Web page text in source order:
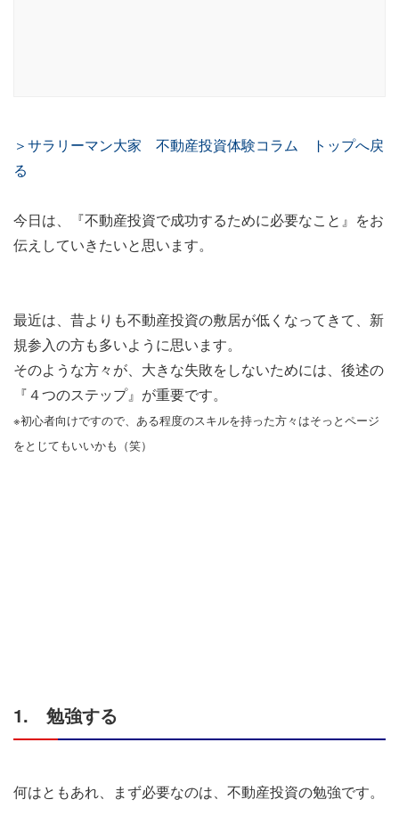
＞サラリーマン大家 不動産投資体験コラム トップへ戻
る
今日は、『不動産投資で成功するために必要なこと』をお
伝えしていきたいと思います。
最近は、昔よりも不動産投資の敷居が低くなってきて、新
規参入の方も多いように思います。
そのような方々が、大きな失敗をしないためには、後述の
『４つのステップ』が重要です。
※初心者向けですので、ある程度のスキルを持った方々はそっとページ
をとじてもいいかも（笑）
1. 勉強する
何はともあれ、まず必要なのは、不動産投資の勉強です。